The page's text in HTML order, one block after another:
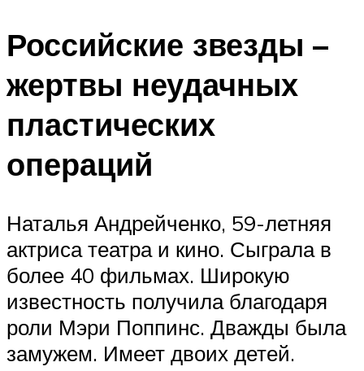
Российские звезды –
жертвы неудачных
пластических
операций
Наталья Андрейченко, 59-летняя
актриса театра и кино. Сыграла в
более 40 фильмах. Широкую
известность получила благодаря
роли Мэри Поппинс. Дважды была
замужем. Имеет двоих детей.